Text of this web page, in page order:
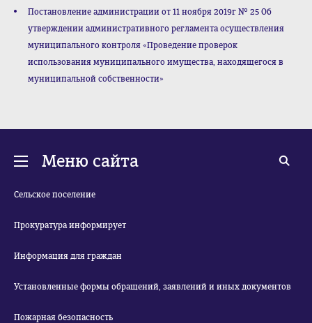
Постановление администрации от 11 ноября 2019г № 25 Об
утверждении административного регламента осуществления
муниципального контроля «Проведение проверок
использования муниципального имущества, находящегося в
муниципальной собственности»
Меню сайта
Сельское поселение
Прокуратура информирует
Информация для граждан
Установленные формы обращений, заявлений и иных документов
Пожарная безопасность